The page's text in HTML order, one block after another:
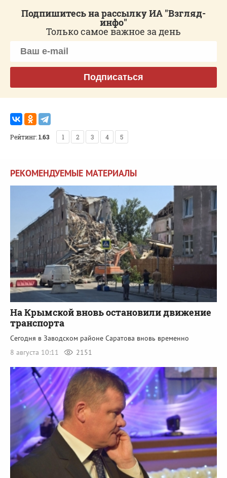
Подпишитесь на рассылку ИА "Взгляд-
инфо"
Только самое важное за день
Подписаться
Рейтинг:1.63 1 2 3 4 5
РЕКОМЕНДУЕМЫЕ МАТЕРИАЛЫ
На Крымской вновь остановили движение
транспорта
Сегодня в Заводском районе Саратова вновь временно
8 августа 10:11
2151